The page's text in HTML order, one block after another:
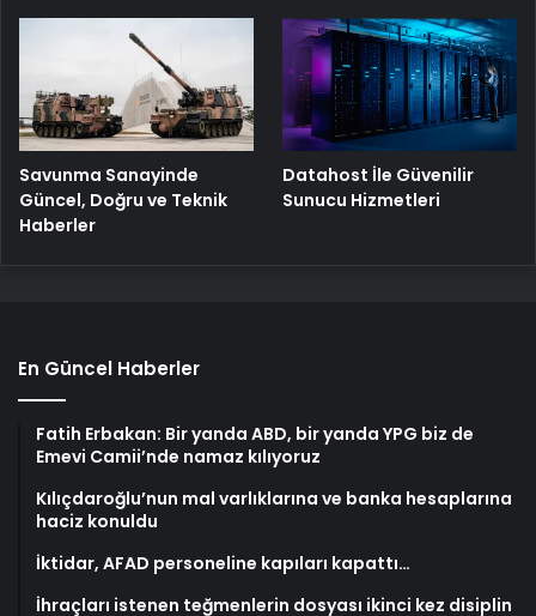
Savunma Sanayinde
Güncel, Doğru ve Teknik
Haberler
Datahost İle Güvenilir
Sunucu Hizmetleri
En Güncel Haberler
Fatih Erbakan: Bir yanda ABD, bir yanda YPG biz de
Emevi Camii’nde namaz kılıyoruz
Kılıçdaroğlu’nun mal varlıklarına ve banka hesaplarına
haciz konuldu
İktidar, AFAD personeline kapıları kapattı…
İhraçları istenen teğmenlerin dosyası ikinci kez disiplin